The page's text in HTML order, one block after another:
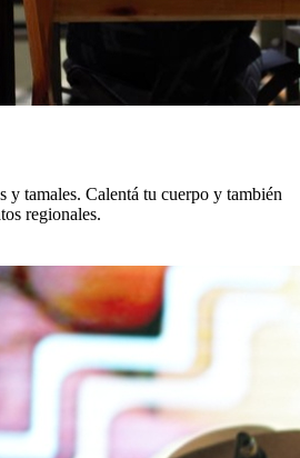
y tamales. Calentá tu cuerpo y también
regionales.